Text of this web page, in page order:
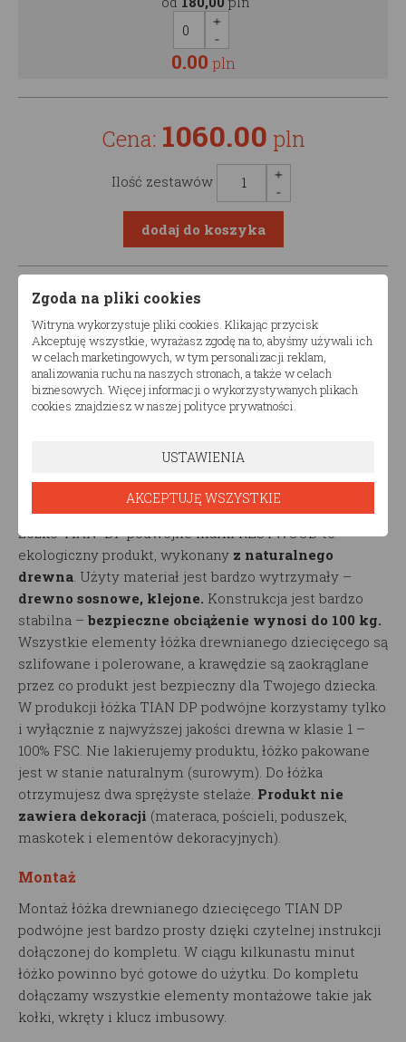
0.00 pln
Cena: 1060.00 pln
Ilość zestawów
Opis produktu
Łóżko podwójne dla dziewczynek TIAN DP
Produkt dostępny w różnych konfiguracjach wymiarów.
Komfort i nowoczesny designsprawi, że łóżko
drewniane dziecięce TIAN DP podwójne doda
Produkt ekologiczny
Łóżko TIAN DP podwójne marki RESTWOOD to
ekologiczny produkt, wykonany z naturalnego
drewna. Użyty materiał jest bardzo wytrzymały –
drewno sosnowe, klejone. Konstrukcja jest bardzo
stabilna – bezpieczne obciążenie wynosi do 100 kg.
Wszystkie elementy łóżka drewnianego dziecięcego są
szlifowane i polerowane, a krawędzie są zaokrąglane
przez co produkt jest bezpieczny dla Twojego dziecka.
W produkcji łóżka TIAN DP podwójne korzystamy tylko
i wyłącznie z najwyższej jakości drewna w klasie 1 –
100% FSC. Nie lakierujemy produktu, łóżko pakowane
jest w stanie naturalnym (surowym). Do łóżka
otrzymujesz dwa sprężyste stelaże. Produkt nie
zawiera dekoracji (materaca, pościeli, poduszek,
maskotek i elementów dekoracyjnych).
Montaż
Montaż łóżka drewnianego dziecięcego TIAN DP
podwójne jest bardzo prosty dzięki czytelnej instrukcji
dołączonej do kompletu. W ciągu kilkunastu minut
łóżko powinno być gotowe do użytku. Do kompletu
dołączamy wszystkie elementy montażowe takie jak
kołki, wkręty i klucz imbusowy.
Zgoda na pliki cookies
Witryna wykorzystuje pliki cookies. Klikając przycisk
Akceptuję wszystkie, wyrażasz zgodę na to, abyśmy używali ich
w celach marketingowych, w tym personalizacji reklam,
analizowania ruchu na naszych stronach, a także w celach
biznesowych. Więcej informacji o wykorzystywanych plikach
cookies znajdziesz w naszej polityce prywatności.
USTAWIENIA
AKCEPTUJĘ WSZYSTKIE